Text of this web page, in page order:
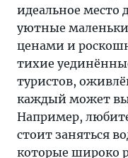
идеальное место
уютные
ценами и
тихие
туристов,
каждый может
Например,
стоит заняться
которые широко